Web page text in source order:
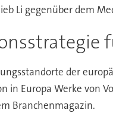
Li gegenüber dem
der
in Europa Werke von
Branchenmagazin.